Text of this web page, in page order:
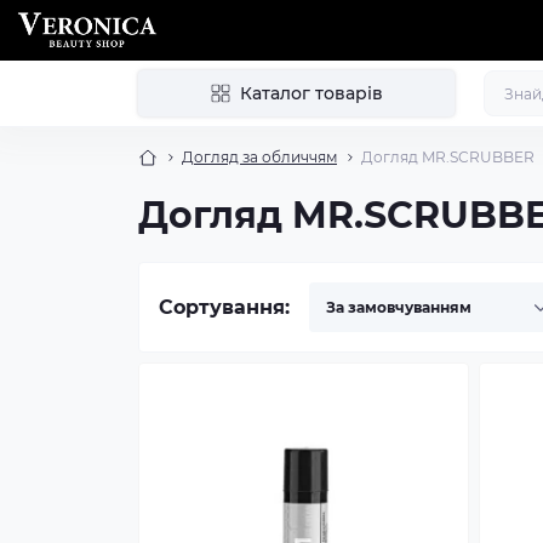
Каталог товарів
Догляд за обличчям Догляд MR.SCRUBBER
Догляд
Сортування: